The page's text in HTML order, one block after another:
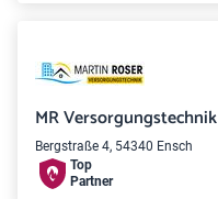
MR Versorgungstechnik
Bergstraße 4, 54340 Ensch
Top
Partner